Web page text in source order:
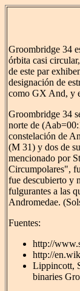
Groombridge 34
órbita casi
de este par
designación de
como GX And, y
Groombridge 34
norte de
constelación de
(M 31) y dos de
mencionado por
Circumpolares",
fue descubierto y
fulgurantes a las
Andromedae.
Fuentes:
http://
http://
Lippincott,
binaries